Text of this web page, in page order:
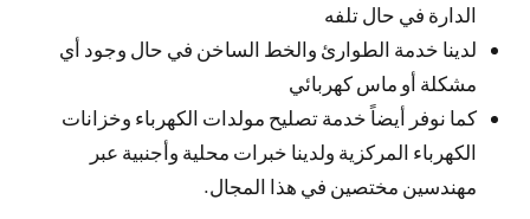
الدارة في حال تلفه
لدينا خدمة الطوارئ والخط الساخن في حال وجود أي
مشكلة أو ماس كهربائي
كما نوفر أيضاً خدمة تصليح مولدات الكهرباء وخزانات
الكهرباء المركزية ولدينا خبرات محلية وأجنبية عبر
مهندسين مختصين في هذا المجال.